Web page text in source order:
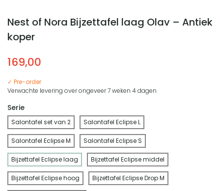
Nest of Nora Bijzettafel laag Olav – Antiek
koper
169,00
✓ Pre-order
Verwachte levering over ongeveer 7 weken 4 dagen
Serie
Salontafel set van 2 Salontafel Eclipse L
Salontafel Eclipse M Salontafel Eclipse S
Bijzettafel Eclipse laag Bijzettafel Eclipse middel
Bijzettafel Eclipse hoog Bijzettafel Eclipse Drop M